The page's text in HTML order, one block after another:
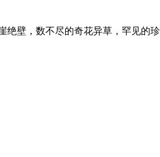
壁，数不尽的奇花异草，罕见的